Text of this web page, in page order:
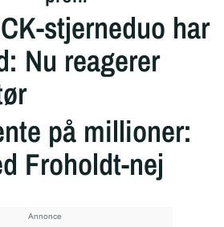
stjerneduo har
Nu reagerer
på millioner:
Froholdt-nej